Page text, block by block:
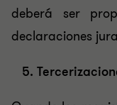
deberá ser
declaraciones
5.